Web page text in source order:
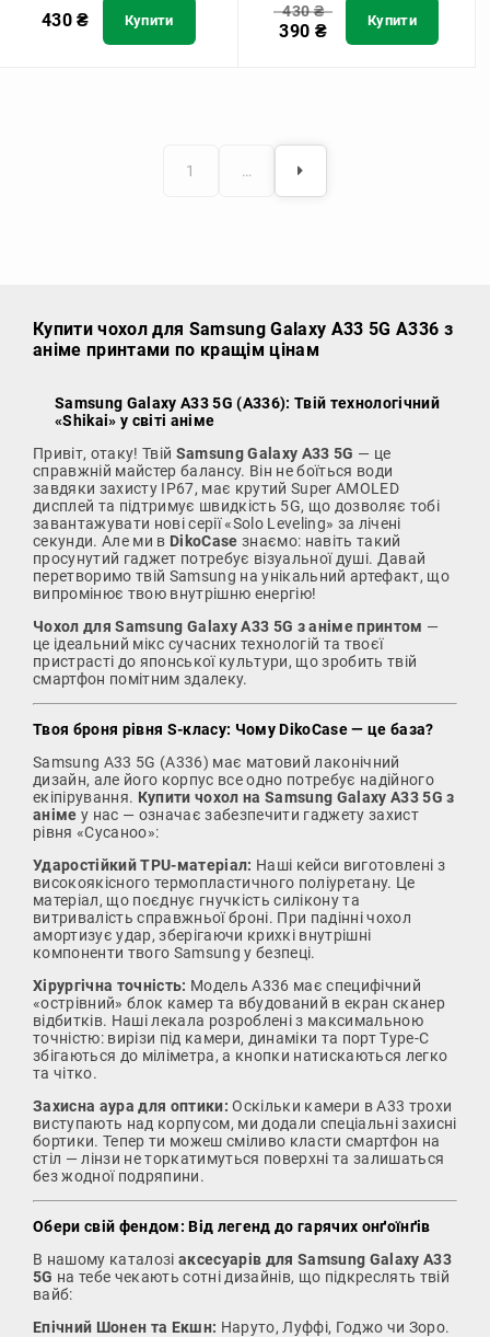
430₴ Купити
430₴
390 ₴ Купити
1 …
Купити чохол для Samsung Galaxy A33 5G A336 з
аніме принтами по кращім цінам
Samsung Galaxy A33 5G (A336): Твій технологічний
«Shikai» у світі аніме
Привіт, отаку! Твій Samsung Galaxy A33 5G — це
справжній майстер балансу. Він не боїться води
завдяки захисту IP67, має крутий Super AMOLED
дисплей та підтримує швидкість 5G, що дозволяє тобі
завантажувати нові серії «Solo Leveling» за лічені
секунди. Але ми в DikoCase знаємо: навіть такий
просунутий гаджет потребує візуальної душі. Давай
перетворимо твій Samsung на унікальний артефакт, що
випромінює твою внутрішню енергію!
Чохол для Samsung Galaxy A33 5G з аніме принтом —
це ідеальний мікс сучасних технологій та твоєї
пристрасті до японської культури, що зробить твій
смартфон помітним здалеку.
Твоя броня рівня S-класу: Чому DikoCase — це база?
Samsung A33 5G (A336) має матовий лаконічний
дизайн, але його корпус все одно потребує надійного
екіпірування. Купити чохол на Samsung Galaxy A33 5G з
аніме у нас — означає забезпечити гаджету захист
рівня «Сусаноо»:
Ударостійкий TPU-матеріал: Наші кейси виготовлені з
високоякісного термопластичного поліуретану. Це
матеріал, що поєднує гнучкість силікону та
витривалість справжньої броні. При падінні чохол
амортизує удар, зберігаючи крихкі внутрішні
компоненти твого Samsung у безпеці.
Хірургічна точність: Модель A336 має специфічний
«острівний» блок камер та вбудований в екран сканер
відбитків. Наші лекала розроблені з максимальною
точністю: вирізи під камери, динаміки та порт Type-C
збігаються до міліметра, а кнопки натискаються легко
та чітко.
Захисна аура для оптики: Оскільки камери в A33 трохи
виступають над корпусом, ми додали спеціальні захисні
бортики. Тепер ти можеш сміливо класти смартфон на
стіл — лінзи не торкатимуться поверхні та залишаться
без жодної подряпини.
Обери свій фендом: Від легенд до гарячих онґоїнґів
В нашому каталозі аксесуарів для Samsung Galaxy A33
5G на тебе чекають сотні дизайнів, що підкреслять твій
вайб:
Епічний Шонен та Екшн: Наруто, Луффі, Годжо чи Зоро.